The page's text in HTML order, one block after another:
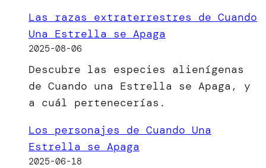
Las razas extraterrestres de Cuando
Una Estrella se Apaga
2025-08-06
Descubre las especies alienígenas
de Cuando una Estrella se Apaga, y
a cuál pertenecerías.
Los personajes de Cuando Una
Estrella se Apaga
2025-06-18